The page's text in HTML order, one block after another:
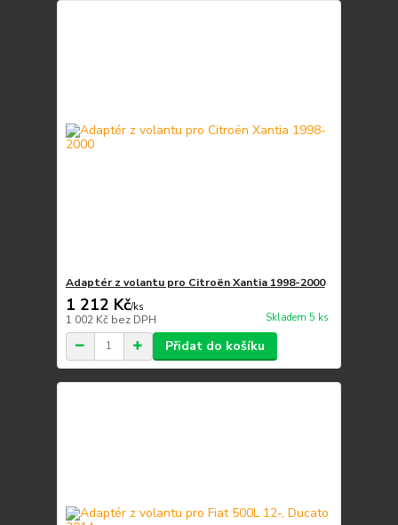
Adaptér z volantu pro Citroën Xantia 1998-2000
1 212 Kč/ks
1 002 Kč bez DPH Skladem 5 ks
Přidat do košíku